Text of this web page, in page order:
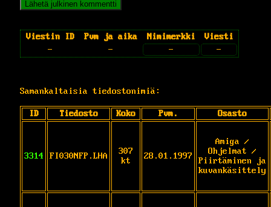
Viestin ID Pvm ja aika Nimimerkki
Viesti
-
- - -
Samankaltaisia tiedostonimiä:
ID Tiedosto Koko Pvm. Osasto
3314 FI030NFP.LHA
307
kt
28.01.1997
Amiga /
Ohjelmat /
Piirtäminen ja
kuvankäsittely